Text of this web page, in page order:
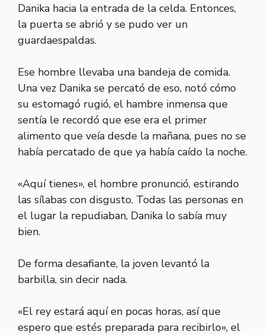
Danika hacia la entrada de la celda. Entonces,
la puerta se abrió y se pudo ver un
guardaespaldas.
Ese hombre llevaba una bandeja de comida.
Una vez Danika se percató de eso, notó cómo
su estomagó rugió, el hambre inmensa que
sentía le recordó que ese era el primer
alimento que veía desde la mañana, pues no se
había percatado de que ya había caído la noche.
«Aquí tienes», el hombre pronunció, estirando
las sílabas con disgusto. Todas las personas en
el lugar la repudiaban, Danika lo sabía muy
bien.
De forma desafiante, la joven levantó la
barbilla, sin decir nada.
«El rey estará aquí en pocas horas, así que
espero que estés preparada para recibirlo», el